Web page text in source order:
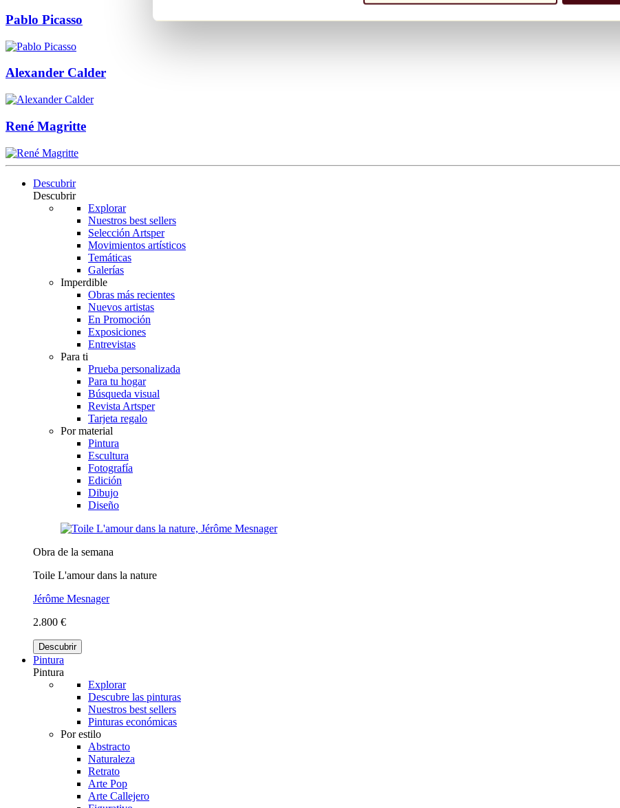
Pablo Picasso
Alexander Calder
René Magritte
Descubrir
Descubrir
Explorar
Nuestros best sellers
Selección Artsper
Movimientos artísticos
Temáticas
Galerías
Imperdible
Obras más recientes
Nuevos artistas
En Promoción
Exposiciones
Entrevistas
Para ti
Prueba personalizada
Para tu hogar
Búsqueda visual
Revista Artsper
Tarjeta regalo
Por material
Pintura
Escultura
Fotografía
Edición
Dibujo
Diseño
Obra de la semana
Toile L'amour dans la nature
Jérôme Mesnager
2.800 €
Descubrir
Pintura
Pintura
Explorar
Descubre las pinturas
Nuestros best sellers
Pinturas económicas
Por estilo
Abstracto
Naturaleza
Retrato
Arte Pop
Arte Callejero